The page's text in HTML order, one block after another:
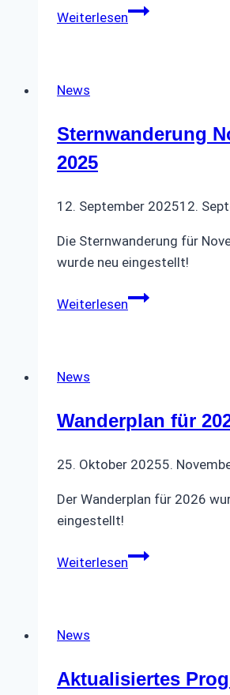
WeiterlesenWanderung
News
Sternwanderung
2025
12. September 202512.
Die Sternwanderung für
wurde neu eingestellt!
WeiterlesenSternwanderung
News
Wanderplan für
25. Oktober 20255.
Der Wanderplan für 2026
eingestellt!
WeiterlesenWanderplan
News
Aktualisiertes